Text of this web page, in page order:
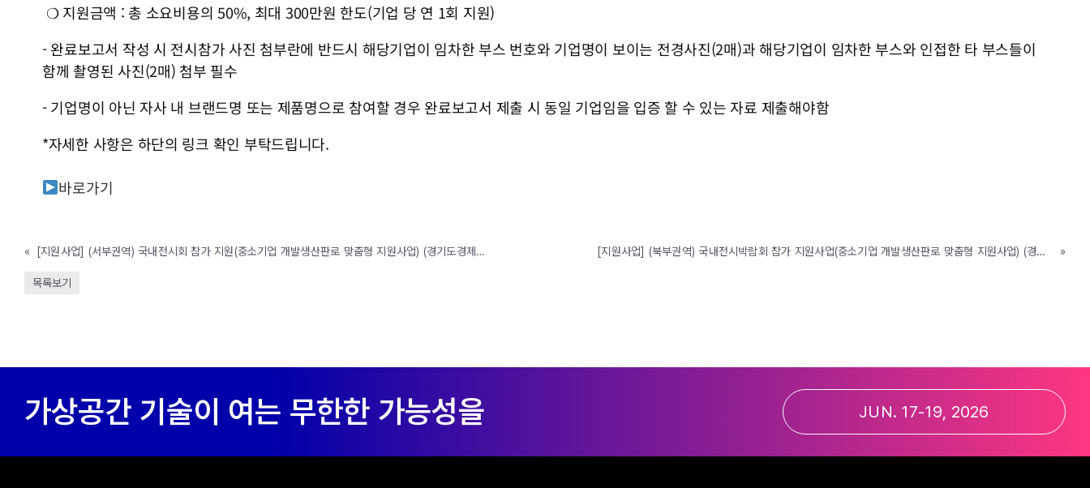
❍ 지원금액 : 총 소요비용의 50%, 최대 300만원 한도(기업 당 연 1회 지원)
- 완료보고서 작성 시 전시참가 사진 첨부란에 반드시 해당기업이 임차한 부스 번호와 기업명이 보이는 전경사진(2매)과 해당기업이 임차한 부스와 인접한 타 부스들이
함께 촬영된 사진(2매) 첨부 필수
- 기업명이 아닌 자사 내 브랜드명 또는 제품명으로 참여할 경우 완료보고서 제출 시 동일 기업임을 입증 할 수 있는 자료 제출해야함
*자세한 사항은 하단의 링크 확인 부탁드립니다.
바로가기
« [지원사업] (서부권역) 국내전시회 참가 지원(중소기업 개발생산판로 맞춤형 지원사업) (경기도경제과학진흥원, ~3/24까지) (시흥, 광명, 부천, 김포) [지원사업] (북부권역) 국내전시박람회 참가 지원사업(중소기업 개발생산판로 맞춤형 지원사업) (경기도경제과학진흥원, ~3/24까지) (가평, 고양, 구리, 동두천, 연천, 포천) »
목록보기
JUN. 17-19, 2026